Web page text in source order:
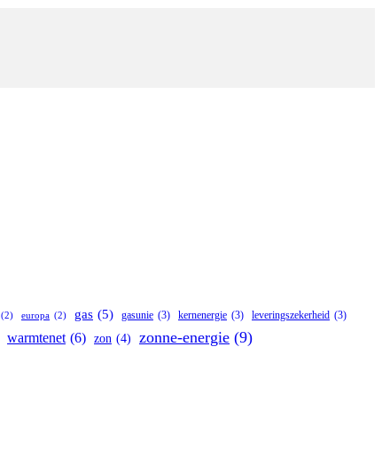
(2) europa (2) gas (5) gasunie (3) kernenergie (3) leveringszekerheid (3)
warmtenet (6) zon (4) zonne-energie (9)